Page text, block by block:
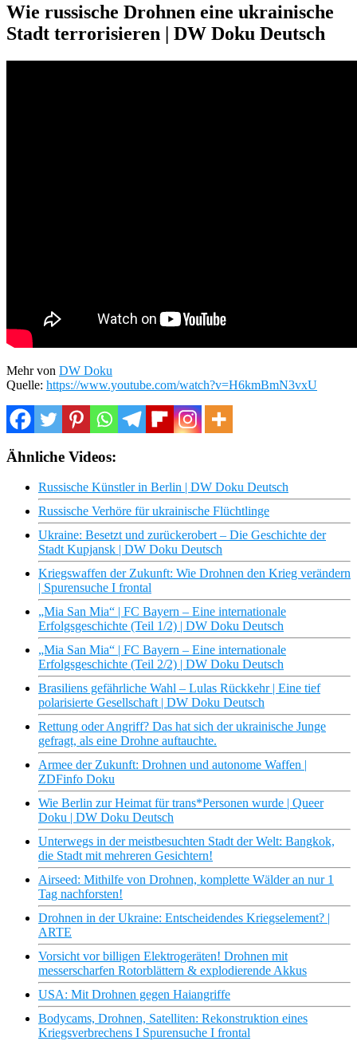
Wie russische Drohnen eine ukrainische
Stadt terrorisieren | DW Doku Deutsch
Mehr von DW Doku
Quelle: https://www.youtube.com/watch?v=H6kmBmN3vxU
Ähnliche Videos:
Russische Künstler in Berlin | DW Doku Deutsch
Russische Verhöre für ukrainische Flüchtlinge
Ukraine: Besetzt und zurückerobert – Die Geschichte der
Stadt Kupjansk | DW Doku Deutsch
Kriegswaffen der Zukunft: Wie Drohnen den Krieg verändern
| Spurensuche I frontal
„Mia San Mia“ | FC Bayern – Eine internationale
Erfolgsgeschichte (Teil 1/2) | DW Doku Deutsch
„Mia San Mia“ | FC Bayern – Eine internationale
Erfolgsgeschichte (Teil 2/2) | DW Doku Deutsch
Brasiliens gefährliche Wahl – Lulas Rückkehr | Eine tief
polarisierte Gesellschaft | DW Doku Deutsch
Rettung oder Angriff? Das hat sich der ukrainische Junge
gefragt, als eine Drohne auftauchte.
Armee der Zukunft: Drohnen und autonome Waffen |
ZDFinfo Doku
Wie Berlin zur Heimat für trans*Personen wurde | Queer
Doku | DW Doku Deutsch
Unterwegs in der meistbesuchten Stadt der Welt: Bangkok,
die Stadt mit mehreren Gesichtern!
Airseed: Mithilfe von Drohnen, komplette Wälder an nur 1
Tag nachforsten!
Drohnen in der Ukraine: Entscheidendes Kriegselement? |
ARTE
Vorsicht vor billigen Elektrogeräten! Drohnen mit
messerscharfen Rotorblättern & explodierende Akkus
USA: Mit Drohnen gegen Haiangriffe
Bodycams, Drohnen, Satelliten: Rekonstruktion eines
Kriegsverbrechens I Spurensuche I frontal